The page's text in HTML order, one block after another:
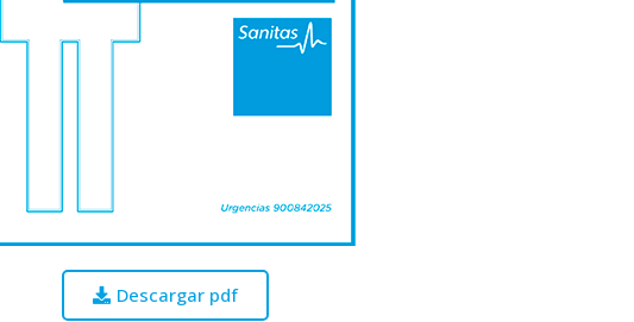
Descargar pdf